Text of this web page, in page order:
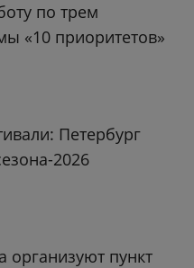
по трем
«10 приоритетов»
Петербург
2026
организуют пункт